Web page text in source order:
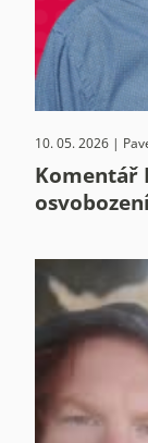
10. 05. 2026 |
Komentář